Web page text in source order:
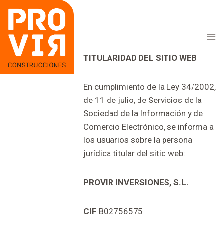
contenido
TITULARIDAD DEL SITIO WEB
En cumplimiento de la Ley 34/2002,
de 11 de julio, de Servicios de la
Sociedad de la Información y de
Comercio Electrónico, se informa a
los usuarios sobre la persona
jurídica titular del sitio web:
PROVIR INVERSIONES, S.L.
CIF B02756575